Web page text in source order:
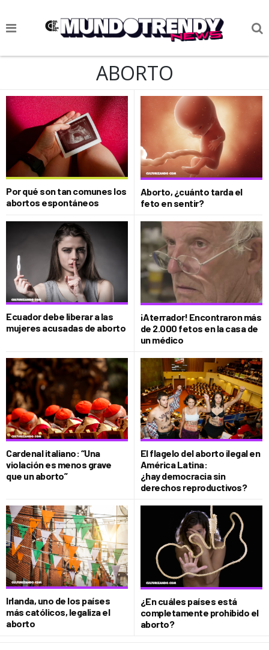
NOTICIAS
CIENCIA Y TECNOLOGÍA
VIDA
SOCIEDAD
CULTURIZANDO.COM
ABORTO
Por qué son tan comunes los
abortos espontáneos
Aborto, ¿cuánto tarda el
feto en sentir?
Ecuador debe liberar a las
mujeres acusadas de aborto
¡Aterrador! Encontraron más
de 2.000 fetos en la casa de
un médico
Cardenal italiano: “Una
violación es menos grave
que un aborto”
El flagelo del aborto ilegal en
América Latina:
¿hay democracia sin
derechos reproductivos?
Irlanda, uno de los países
más católicos, legaliza el
aborto
¿En cuáles países está
completamente prohibido el
aborto?